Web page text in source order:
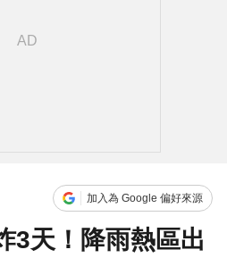
加入為 Google 偏好來源
3天！降雨熱區出